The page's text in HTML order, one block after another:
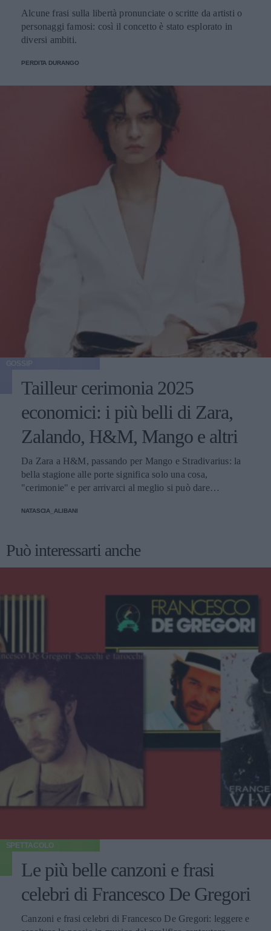
Alcune frasi sulla libertà pronunciate o scritte da artisti o
personaggi famosi: così il concetto è stato esplorato in
diversi ambiti.
PERDITA DURANGO
Tailleur cerimonia 2025
economici: i più belli di Zara,
Zalando, H&M, Mango e altri
Da Zara a H&M, passando per Mango e Stradivarius: la
bella stagione alle porte significa solo una cosa,
"cerimonie" e per arrivarci al meglio si può dare
NATASCIA_ALIBANI
Può interessarti anche
SPETTACOLO
Le più belle canzoni e frasi
celebri di Francesco De Gregori
Canzoni e frasi celebri di Francesco De Gregori: leggere e